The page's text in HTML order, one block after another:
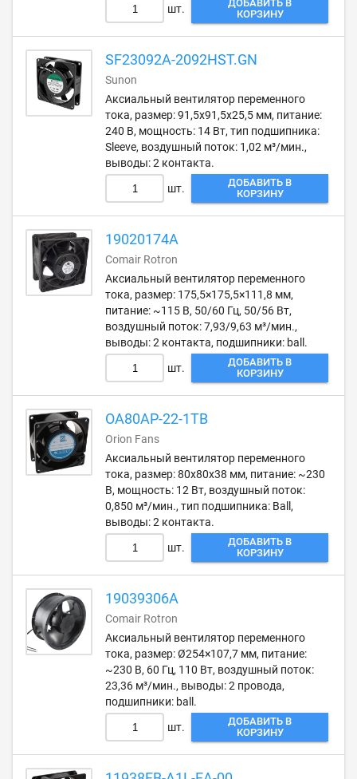
шт.
ДОБАВИТЬ В
КОРЗИНУ
SF23092A-2092HST.GN
Sunon
Аксиальный вентилятор переменного
тока, размер: 91,5х91,5х25,5 мм, питание:
240 В, мощность: 14 Вт, тип подшипника:
Sleeve, воздушный поток: 1,02 м³/мин.,
выводы: 2 контакта.
шт.
ДОБАВИТЬ В
КОРЗИНУ
19020174A
Comair Rotron
Аксиальный вентилятор переменного
тока, размер: 175,5×175,5×111,8 мм,
питание: ~115 В, 50/60 Гц, 50/56 Вт,
воздушный поток: 7,93/9,63 м³/мин.,
выводы: 2 контакта, подшипники: ball.
шт.
ДОБАВИТЬ В
КОРЗИНУ
OA80AP-22-1TB
Orion Fans
Аксиальный вентилятор переменного
тока, размер: 80х80х38 мм, питание: ~230
В, мощность: 12 Вт, воздушный поток:
0,850 м³/мин., тип подшипника: Ball,
выводы: 2 контакта.
шт.
ДОБАВИТЬ В
КОРЗИНУ
19039306A
Comair Rotron
Аксиальный вентилятор переменного
тока, размер: Ø254×107,7 мм, питание:
~230 В, 60 Гц, 110 Вт, воздушный поток:
23,36 м³/мин., выводы: 2 провода,
подшипники: ball.
шт.
ДОБАВИТЬ В
КОРЗИНУ